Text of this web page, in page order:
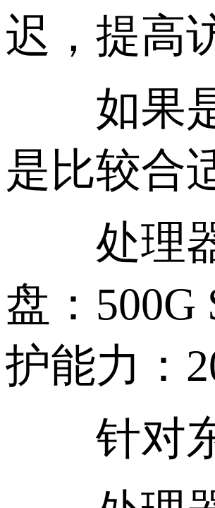
迟，提高
如果是
是比较合
处理器
盘：500G
护能力：
针对东